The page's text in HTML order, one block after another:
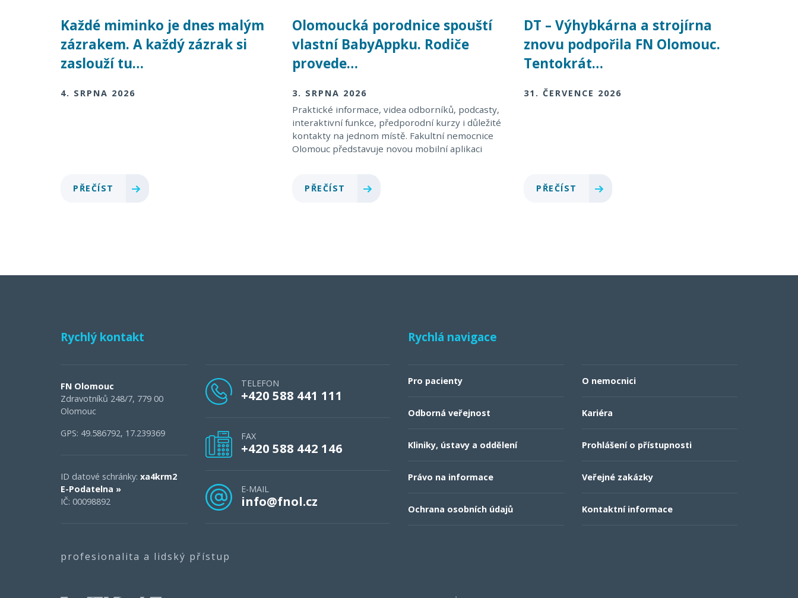
Každé miminko je dnes malým
zázrakem. A každý zázrak si
zaslouží tu…
4. SRPNA 2026
PŘEČÍST
Olomoucká porodnice spouští
vlastní BabyAppku. Rodiče
provede…
3. SRPNA 2026
Praktické informace, videa odborníků, podcasty,
interaktivní funkce, předporodní kurzy i důležité
kontakty na jednom místě. Fakultní nemocnice
Olomouc představuje novou mobilní aplikaci
PŘEČÍST
DT – Výhybkárna a strojírna
znovu podpořila FN Olomouc.
Tentokrát…
31. ČERVENCE 2026
PŘEČÍST
Rychlý kontakt
FN Olomouc
Zdravotníků 248/7, 779 00
Olomouc
GPS: 49.586792, 17.239369
ID datové schránky: xa4krm2
E-Podatelna »
IČ: 00098892
TELEFON
+420 588 441 111
FAX
+420 588 442 146
E-MAIL
info@fnol.cz
Rychlá navigace
Pro pacienty
Odborná veřejnost
Kliniky, ústavy a oddělení
Právo na informace
Ochrana osobních údajů
O nemocnici
Kariéra
Prohlášení o přístupnosti
Veřejné zakázky
Kontaktní informace
profesionalita a lidský přístup